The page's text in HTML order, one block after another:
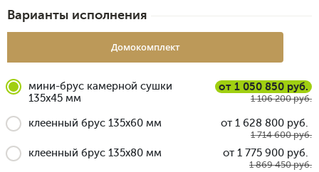
Варианты исполнения
Домокомплект
мини-брус камерной сушки
135x45 мм
от 1 050 850 руб.
1 106 200 руб.
клеенный брус 135x60 мм от 1 628 800 руб.
1 714 600 руб.
клеенный брус 135x80 мм от 1 775 900 руб.
1 869 450 руб.